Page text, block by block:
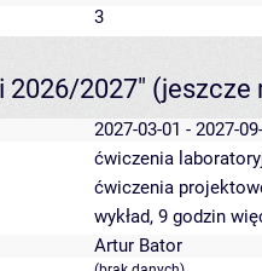
3
2026/2027" (jeszcze
2027-03-01 - 2027-
ćwiczenia
ćwiczenia
wykład, 9 godzin
Artur Bator